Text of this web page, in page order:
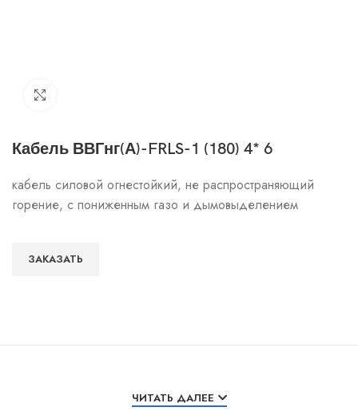
Кабель ВВГнг(А)-FRLS-1 (180) 4* 6
кабель силовой огнестойкий, не распространяющий
горение, с пониженным газо и дымовыделением
ЗАКАЗАТЬ
ЧИТАТЬ ДАЛЕЕ